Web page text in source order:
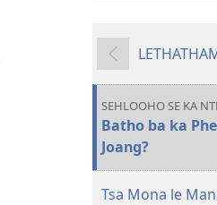
fetileng
SEHLOOHO SE KA
Batho ba ka
Joang?
Tsa Mona le